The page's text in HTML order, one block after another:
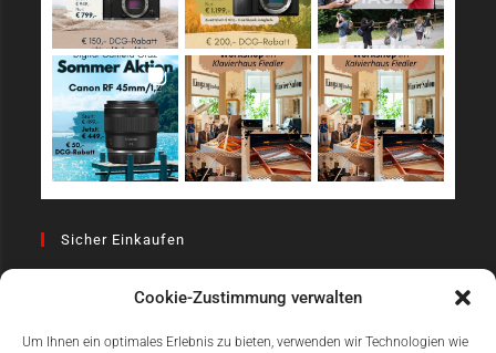
Cookie-Zustimmung verwalten
Um Ihnen ein optimales Erlebnis zu bieten, verwenden wir Technologien wie
Sicher Einkaufen